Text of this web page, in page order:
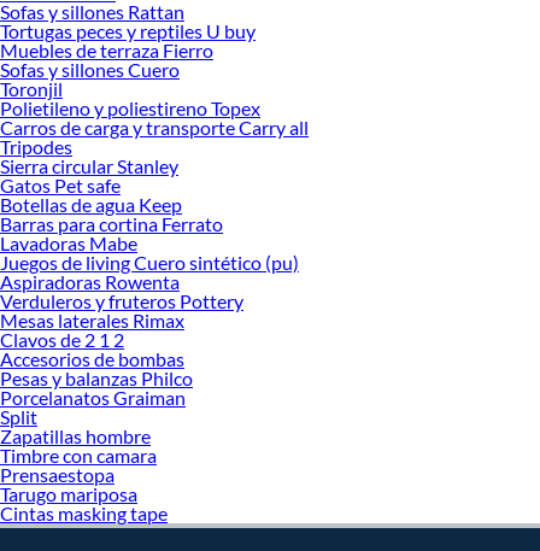
decoración. ¡Visítanos y haz tus ideas realidad!
Sofas y sillones Rattan
Tortugas peces y reptiles U buy
Muebles de terraza Fierro
Sofas y sillones Cuero
Toronjil
Polietileno y poliestireno Topex
Carros de carga y transporte Carry all
Tripodes
Sierra circular Stanley
Gatos Pet safe
Botellas de agua Keep
Barras para cortina Ferrato
Lavadoras Mabe
Juegos de living Cuero sintético (pu)
Aspiradoras Rowenta
Verduleros y fruteros Pottery
Mesas laterales Rimax
Clavos de 2 1 2
Accesorios de bombas
Pesas y balanzas Philco
Porcelanatos Graiman
Split
Zapatillas hombre
Timbre con camara
Prensaestopa
Tarugo mariposa
Cintas masking tape